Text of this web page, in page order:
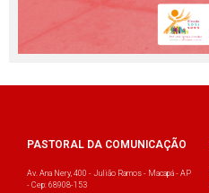
PASTORAL DA COMUNICAÇÃO
Av. Ana Nery, 400 - Julião Ramos - Macapá - AP
- Cep: 68908-153